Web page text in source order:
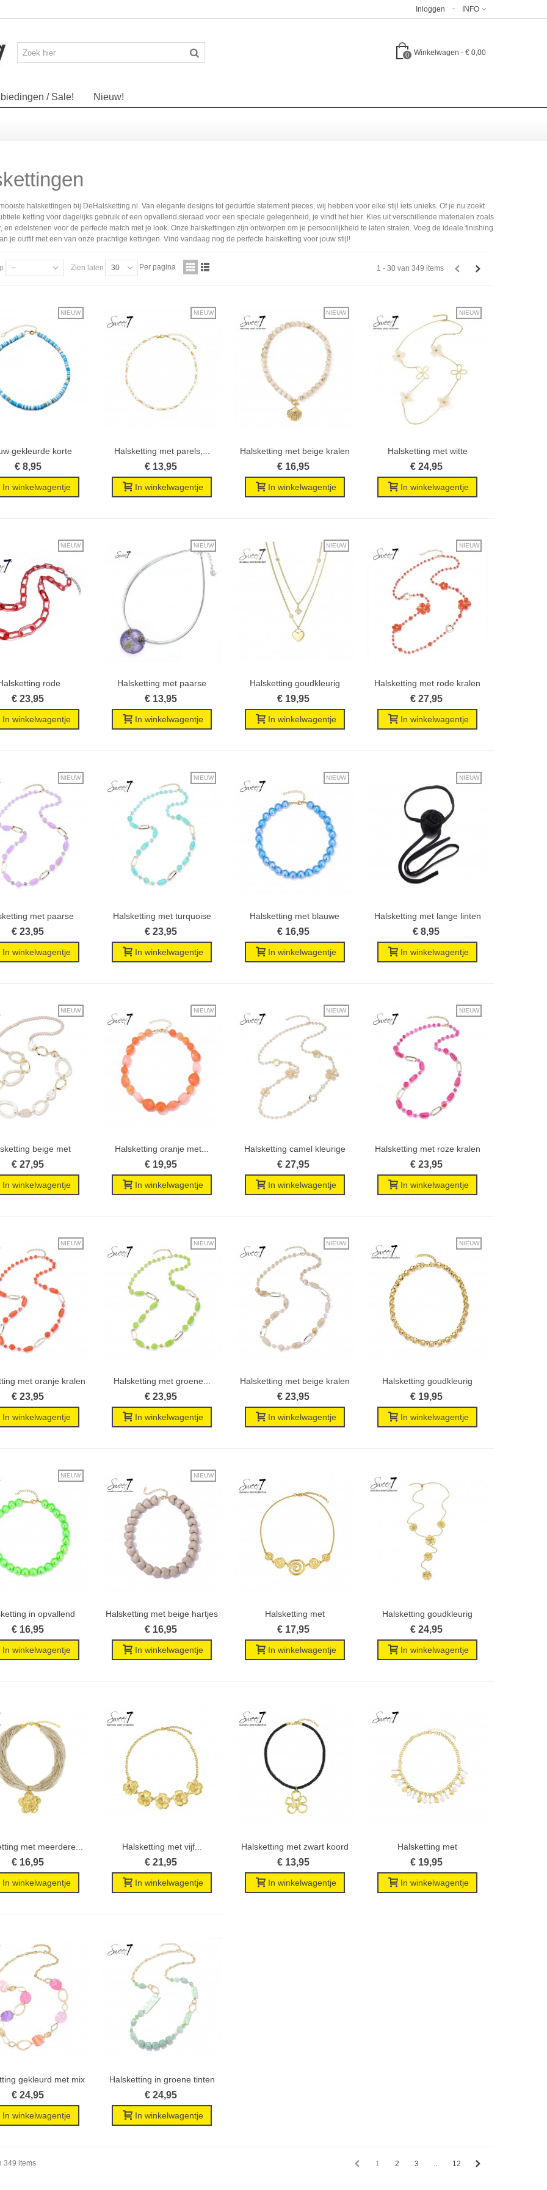
INFO
Inloggen
0 Winkelwagen - € 0,00
/ Sale! Nieuw!
halskettingen bij DeHalsketting.nl. Van elegante designs tot gedurfde statement pieces, wij hebben voor elke stijl iets unieks. Of je nu zoekt
ketting voor dagelijks gebruik of een opvallend sieraad voor een speciale gelegenheid, je vindt het hier. Kies uit verschillende materialen zoals
en edelstenen voor de perfecte match met je look. Onze halskettingen zijn ontworpen om je persoonlijkheid te laten stralen. Voeg de ideale finishing
je outfit met een van onze prachtige kettingen. Vind vandaag nog de perfecte halsketting voor jouw stijl!
-- Zien laten 30 Per pagina 1 - 30 van 349 items
NIEUW
Wenslijst
gekleurde korte
halsketting
€ 8,95
In winkelwagentje
NIEUW
Wenslijst
Halsketting met parels,...
€ 13,95
In winkelwagentje
NIEUW
Wenslijst
Halsketting met beige kralen
en...
€ 16,95
In winkelwagentje
NIEUW
Wenslijst
Halsketting met witte
bloemen en...
€ 24,95
In winkelwagentje
NIEUW
Wenslijstrode
€ 23,95
In winkelwagentje
NIEUW
Wenslijst
Halsketting met paarse
ronde hanger
€ 13,95
In winkelwagentje
NIEUW
Wenslijst
Halsketting goudkleurig
met...
€ 19,95
In winkelwagentje
NIEUW
Wenslijst
Halsketting met rode kralen
en...
€ 27,95
In winkelwagentje
NIEUW
Wenslijst
met paarse
kralen en...
€ 23,95
In winkelwagentje
NIEUW
Wenslijst
Halsketting met turquoise
kralen...
€ 23,95
In winkelwagentje
NIEUW
Wenslijst
Halsketting met blauwe
kralen
€ 16,95
In winkelwagentje
NIEUW
Wenslijst
Halsketting met lange linten
en...
€ 8,95
In winkelwagentje
NIEUW
Wenslijst
beige met
neutrale...
€ 27,95
In winkelwagentje
NIEUW
Wenslijst
Halsketting oranje met...
€ 19,95
In winkelwagentje
NIEUW
Wenslijst
Halsketting camel kleurige
tint...
€ 27,95
In winkelwagentje
NIEUW
Wenslijst
Halsketting met roze kralen
en...
€ 23,95
In winkelwagentje
NIEUW
Wenslijst
met oranje kralen
en...
€ 23,95
In winkelwagentje
NIEUW
Wenslijst
Halsketting met groene...
€ 23,95
In winkelwagentje
NIEUW
Wenslijst
Halsketting met beige kralen
en...
€ 23,95
In winkelwagentje
NIEUW
Wenslijst
Halsketting goudkleurig
met...
€ 19,95
In winkelwagentje
NIEUW
Wenslijst
in opvallend
groen...
€ 16,95
In winkelwagentje
NIEUW
Wenslijst
Halsketting met beige hartjes
en...
€ 16,95
In winkelwagentje
Wenslijst
Halsketting met
goudkleurige...
€ 17,95
In winkelwagentje
Wenslijst
Halsketting goudkleurig
met...
€ 24,95
In winkelwagentje
Wenslijst
met meerdere...
€ 16,95
In winkelwagentje
Wenslijst
Halsketting met vijf...
€ 21,95
In winkelwagentje
Wenslijst
Halsketting met zwart koord
en...
€ 13,95
In winkelwagentje
Wenslijst
Halsketting met
goudkleurige...
€ 19,95
In winkelwagentje
Wenslijst
gekleurd met mix
van...
€ 24,95
In winkelwagentje
Wenslijst
Halsketting in groene tinten
met...
€ 24,95
In winkelwagentje
1 2 3 12
349 items